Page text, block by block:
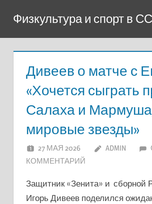
содержимому
Физкультура и спорт в
Дивеев о матче с
«Хочется сыграть
Салаха и
мировые звезды»
27 МАЯ 2026 ADMIN
КОММЕНТАРИЙ
Защитник «Зенита» и сборной
Игорь Дивеев поделился